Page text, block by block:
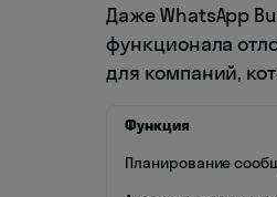
Даже WhatsApp
функционала
для компаний,
Функция
Планирование